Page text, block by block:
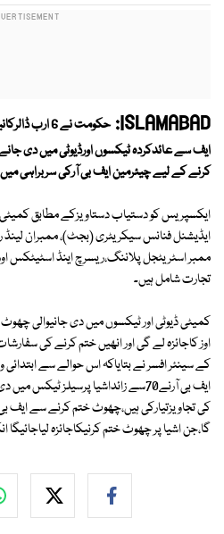
ISLAMABAD:
حکومت نے 6
ایف سے عائدکردہ ٹیکسوں اورڈیوٹی میں دی
کرنے کے لیے چیئرمین ایف بی آرکی سربراہی
ایڈیشنل فنانس سیکریٹری (بجٹ)، ممبران لینڈ
ممبر اسٹریٹجل پلاننگ،ریسرچ اینڈ اسٹیٹکس
تجارت شامل ہیں۔
کمیٹی ڈیوٹی اور ٹیکسوں میں دی جانیوالی
اوز کاجائزہ لے گی اور انھیں ختم کرنے کی
کے سینئر افسر نے بتایاکہ اس حوالے سے
ایف بی آرنے70سے زائداشیا پرسیلز
گا،جن اشیا پر چھوٹ ختم کرنیکاجائزہ لیاجائیگا انکی